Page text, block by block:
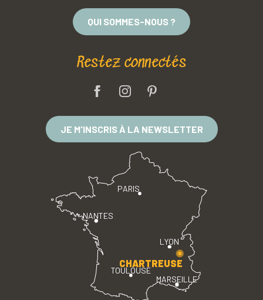
QUI SOMMES-NOUS ?
Restez connectés
JE M'INSCRIS À LA NEWSLETTER
PARIS
LYON
TOULOUSE
MARSEILLE
NANTES
CHARTREUSE